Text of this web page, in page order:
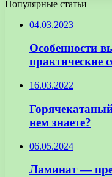
Популярные статьи
04.03.2023
Особенности
практические
16.03.2022
нем знаете?
06.05.2024
Ламинат —